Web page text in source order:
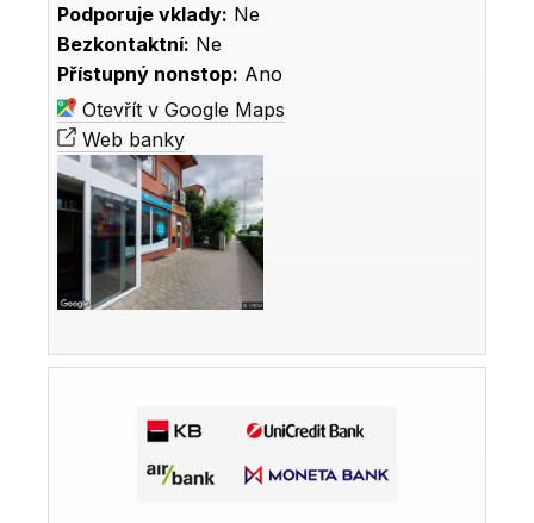
Podporuje vklady: Ne
Bezkontaktní: Ne
Přístupný nonstop: Ano
Otevřít v Google Maps
Web banky